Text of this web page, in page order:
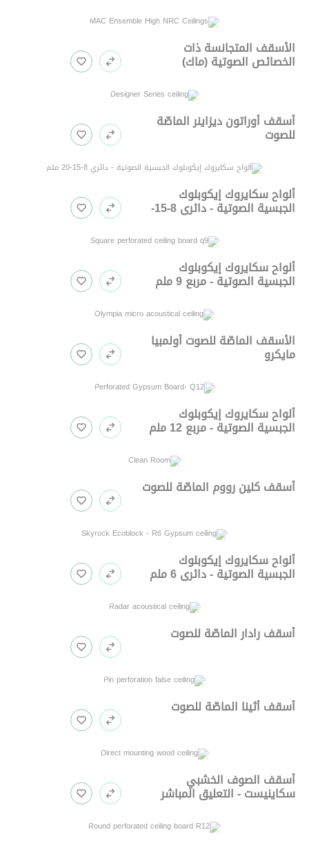
الأسقف المتجانسة ذات
الخصائص الصوتية (ماك)
أسقف أوراتون ديزاينر الماصّة
للصوت
ألواح سكايروك إيكوبلوك
الجبسية الصوتية - دائري 8-15-
ألواح سكايروك إيكوبلوك
الجبسية الصوتية - مربع 9 ملم
الأسقف الماصّة للصوت أولمبيا
مايكرو
ألواح سكايروك إيكوبلوك
الجبسية الصوتية - مربع 12 ملم
أسقف كلين رووم الماصّة للصوت
ألواح سكايروك إيكوبلوك
الجبسية الصوتية - دائري 6 ملم
أسقف رادار الماصّة للصوت
أسقف أثينا الماصّة للصوت
أسقف الصوف الخشبي
سكاينيست - التعليق المباشر